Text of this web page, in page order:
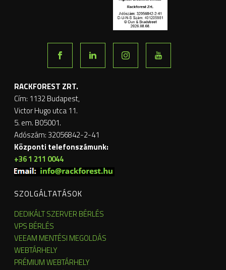
RACKFOREST ZRT.
Cím: 1132 Budapest,
Victor Hugo utca 11.
5. em. B05001.
Adószám: 32056842-2-41
Központi telefonszámunk:
+36 1 211 0044
SZOLGÁLTATÁSOK
DEDIKÁLT SZERVER BÉRLÉS
VPS BÉRLÉS
VEEAM MENTÉSI MEGOLDÁS
WEBTÁRHELY
PRÉMIUM WEBTÁRHELY